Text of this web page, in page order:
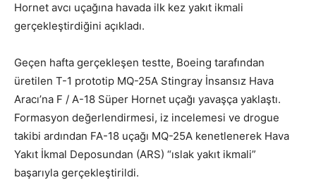
Hornet avcı uçağına havada ilk kez yakıt ikmali
gerçekleştirdiğini açıkladı.
Geçen hafta gerçekleşen testte, Boeing tarafından
üretilen T-1 prototip MQ-25A Stingray İnsansız Hava
Aracı’na F / A-18 Süper Hornet uçağı yavaşça yaklaştı.
Formasyon değerlendirmesi, iz incelemesi ve drogue
takibi ardından FA-18 uçağı MQ-25A kenetlenerek Hava
Yakıt İkmal Deposundan (ARS) “ıslak yakıt ikmali”
başarıyla gerçekleştirildi.